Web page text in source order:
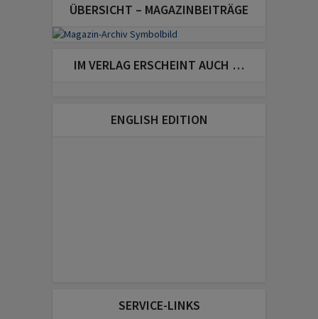
ÜBERSICHT – MAGAZINBEITRÄGE
IM VERLAG ERSCHEINT AUCH …
ENGLISH EDITION
SERVICE-LINKS